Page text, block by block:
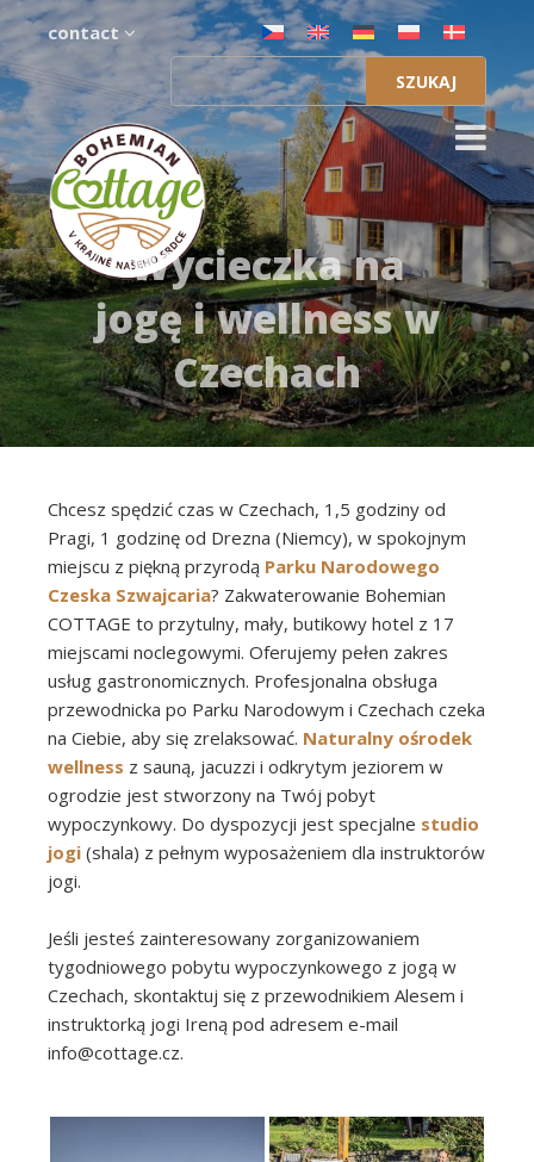
contact
Szukaj:
Wycieczka na
jogę i wellness w
Czechach
Chcesz spędzić czas w Czechach, 1,5 godziny od
Pragi, 1 godzinę od Drezna (Niemcy), w spokojnym
miejscu z piękną przyrodą Parku Narodowego
Czeska Szwajcaria? Zakwaterowanie Bohemian
COTTAGE to przytulny, mały, butikowy hotel z 17
miejscami noclegowymi. Oferujemy pełen zakres
usług gastronomicznych. Profesjonalna obsługa
przewodnicka po Parku Narodowym i Czechach czeka
na Ciebie, aby się zrelaksować. Naturalny ośrodek
wellness z sauną, jacuzzi i odkrytym jeziorem w
ogrodzie jest stworzony na Twój pobyt
wypoczynkowy. Do dyspozycji jest specjalne studio
jogi (shala) z pełnym wyposażeniem dla instruktorów
jogi.
Jeśli jesteś zainteresowany zorganizowaniem
tygodniowego pobytu wypoczynkowego z jogą w
Czechach, skontaktuj się z przewodnikiem Alesem i
instruktorką jogi Ireną pod adresem e-mail
info@cottage.cz.